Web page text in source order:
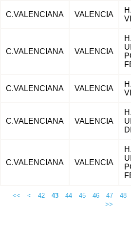
C.VALENCIANA VALENCIA
C.VALENCIANA VALENCIA
H.
C.VALENCIANA VALENCIA
C.VALENCIANA VALENCIA
C.VALENCIANA VALENCIA
H.
<< < 42 43 44 45 46 47 48
>>